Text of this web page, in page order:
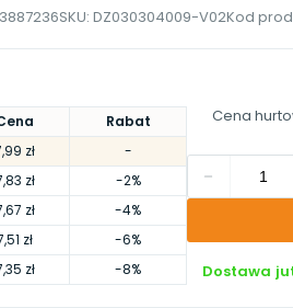
SKU: DZ030304009-V02Kod
Rabat
zł
-
zł
-2%
zł
-4%
zł
-6%
zł -8%
Cena
Dostawa